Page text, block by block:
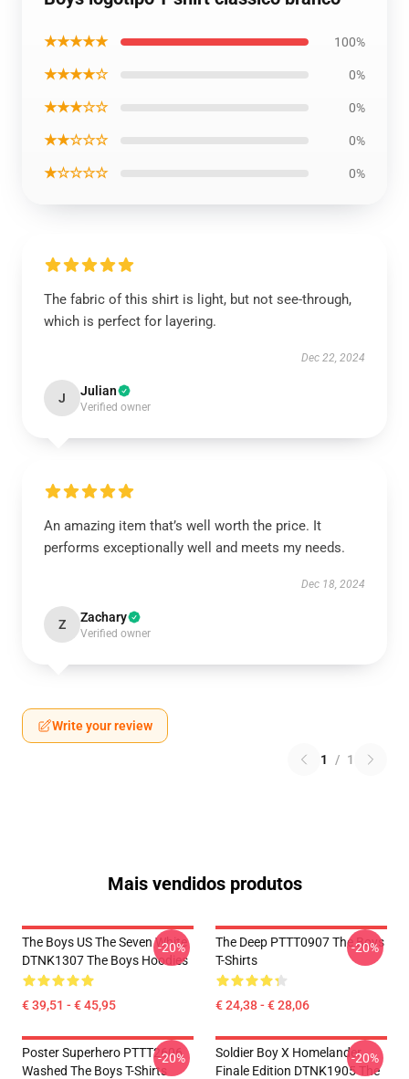
★★★★★ 100%
★★★★☆ 0%
★★★☆☆ 0%
★★☆☆☆ 0%
★☆☆☆☆ 0%
The fabric of this shirt is light, but not see-through,
which is perfect for layering.
Dec 22, 2024
J Julian
Verified owner
An amazing item that’s well worth the price. It
performs exceptionally well and meets my needs.
Dec 18, 2024
Z Zachary
Verified owner
Write your review
1 / 1
Mais vendidos produtos
The Boys US The Seven White
DTNK1307 The Boys Hoodies
€ 39,51 - € 45,95
-20%
The Deep PTTT0907 The Boys
T-Shirts
€ 24,38 - € 28,06
-20%
Poster Superhero PTTT2606
Washed The Boys T-Shirts
-20%
Soldier Boy X Homelander
Finale Edition DTNK1905 The
-20%